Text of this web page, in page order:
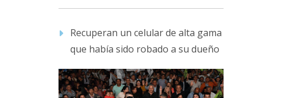
Recuperan un celular de alta gama
que había sido robado a su dueño